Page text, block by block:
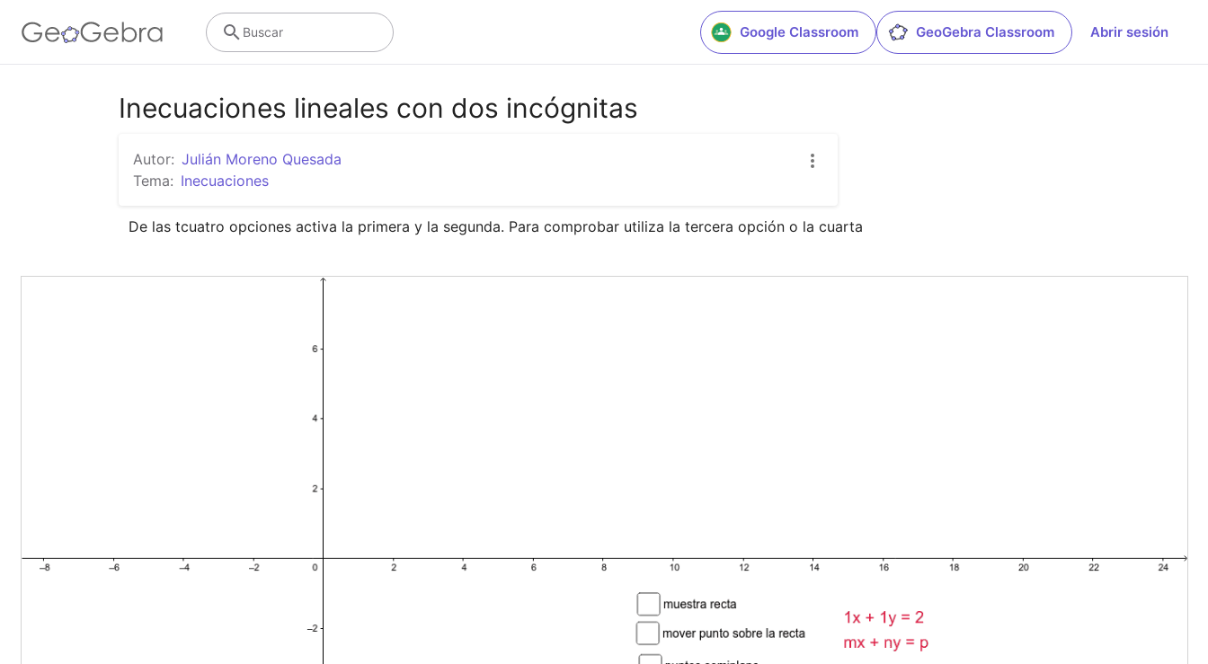
Google Classroom GeoGebra Classroom Abrir sesión
Buscar
Inecuaciones lineales con dos incógnitas
Autor: Julián Moreno Quesada
Tema: Inecuaciones
De las tcuatro opciones activa la primera y la segunda. Para comprobar utiliza la tercera opción o la cuarta